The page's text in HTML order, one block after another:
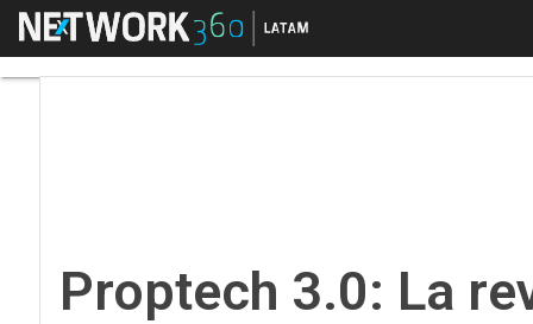
Menú
Proptech 3.0: La